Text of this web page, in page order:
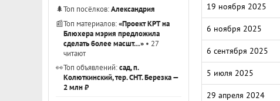
🌲Топ посёлков:Александрия
📰Топ материалов:«Проект КРТ на
Блюхера мэрия предложила
сделать более масшт…» • 27
читают
👀Топ объявлений:сад, п.
Колюткинский, тер. СНТ. Березка —
2 млн ₽
19 ноября 2025
6 ноября 2025
6 сентября 2025
5 июля 2025
29 апреля 2024